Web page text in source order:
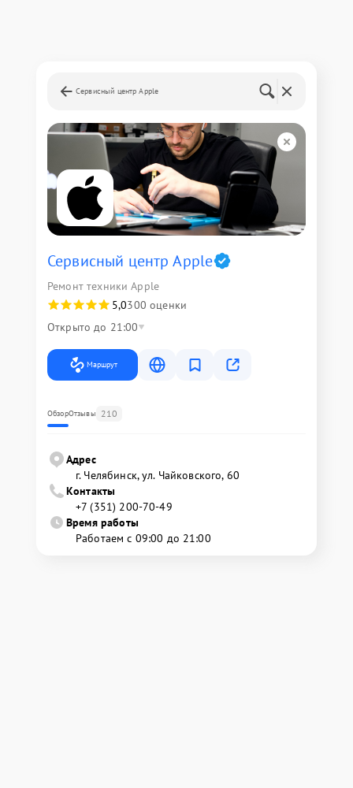
Сервисный центр Apple
Сервисный центр Apple
Ремонт техники Apple
5,0300 оценки
Открыто до 21:00
Маршрут
ОбзорОтзывы 210
Адрес
г. Челябинск, ул. Чайковского, 60
Контакты
+7 (351) 200-70-49
Время работы
Работаем с 09:00 до 21:00